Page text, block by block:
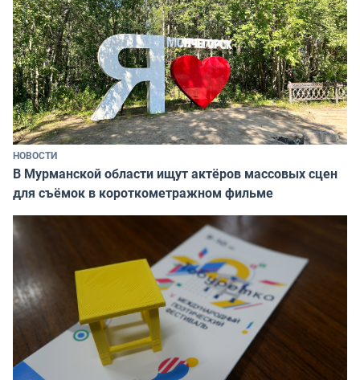
НОВОСТИ
В Мурманской области ищут актёров массовых сцен
для съёмок в короткометражном фильме